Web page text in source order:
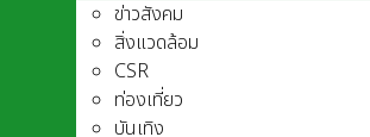
ข่าวสังคม
สิ่งแวดล้อม
CSR
ท่องเที่ยว
บันเทิง